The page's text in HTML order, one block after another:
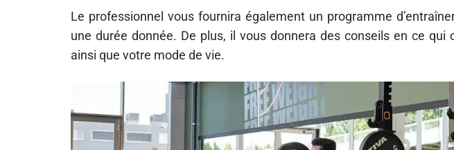
Le professionnel vous fournira également un programme
une durée donnée. De plus, il vous donnera des conseils en ce qui
ainsi que votre mode de vie.